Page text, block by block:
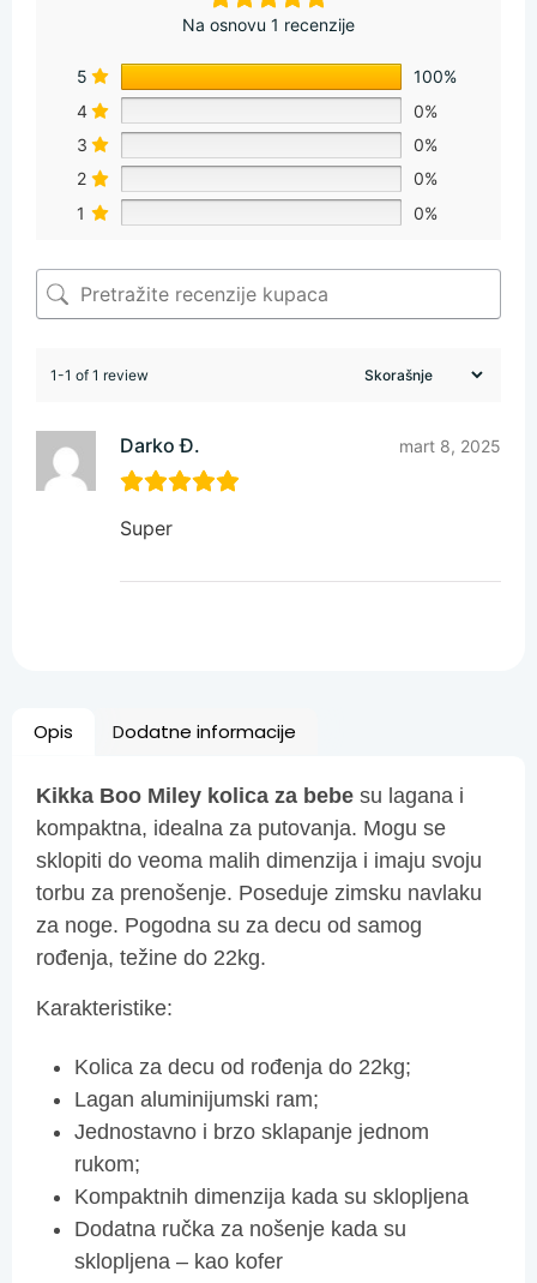
Opis Dodatne informacije
Kikka Boo Miley kolica za bebe su lagana i
kompaktna, idealna za putovanja. Mogu se
sklopiti do veoma malih dimenzija i imaju svoju
torbu za prenošenje. Poseduje zimsku navlaku
za noge. Pogodna su za decu od samog
rođenja, težine do 22kg.
Karakteristike:
Kolica za decu od rođenja do 22kg;
Lagan aluminijumski ram;
Jednostavno i brzo sklapanje jednom
rukom;
Kompaktnih dimenzija kada su sklopljena
Dodatna ručka za nošenje kada su
sklopljena – kao kofer
Na osnovu 1 recenzije
5
100%
4
0%
3
0%
2
0%
1
0%
1-1 of 1 review
Darko Đ. mart 8, 2025
Super